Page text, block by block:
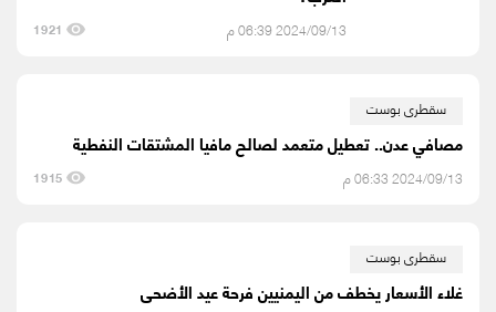
2024/09/13 06:39 م 1921
سقطرى بوست
مصافي عدن.. تعطيل متعمد لصالح مافيا المشتقات النفطية
2024/09/13 06:33 م 1915
سقطرى بوست
غلاء الأسعار يخطف من اليمنيين فرحة عيد الأضحى